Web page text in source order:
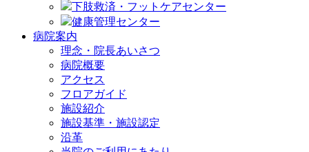
下肢救済・フットケアセンター
健康管理センター
病院案内
理念・院長あいさつ
病院概要
アクセス
フロアガイド
施設紹介
施設基準・施設認定
沿革